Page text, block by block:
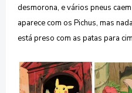
desmorona, e vários pneus
aparece com os Pichus, mas
está preso com as patas para